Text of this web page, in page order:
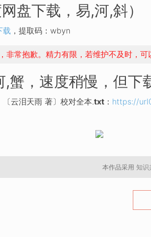
盘下载，易,河,斜）
载 ，提取码：wbyn
非常抱歉。精力有限，若维护不及时，
蟹，速度稍慢，但下
〔云泪天雨 著〕校对全本.txt ： https://
本作品采用 知识